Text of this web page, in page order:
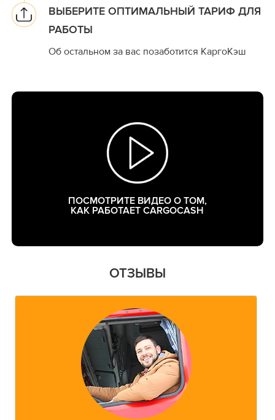
ВЫБЕРИТЕ ОПТИМАЛЬНЫЙ ТАРИФ ДЛЯ
РАБОТЫ
Об остальном за вас позаботится КаргоКэш
ПОСМОТРИТЕ ВИДЕО О ТОМ,
КАК РАБОТАЕТ CARGOCASH
ОТЗЫВЫ